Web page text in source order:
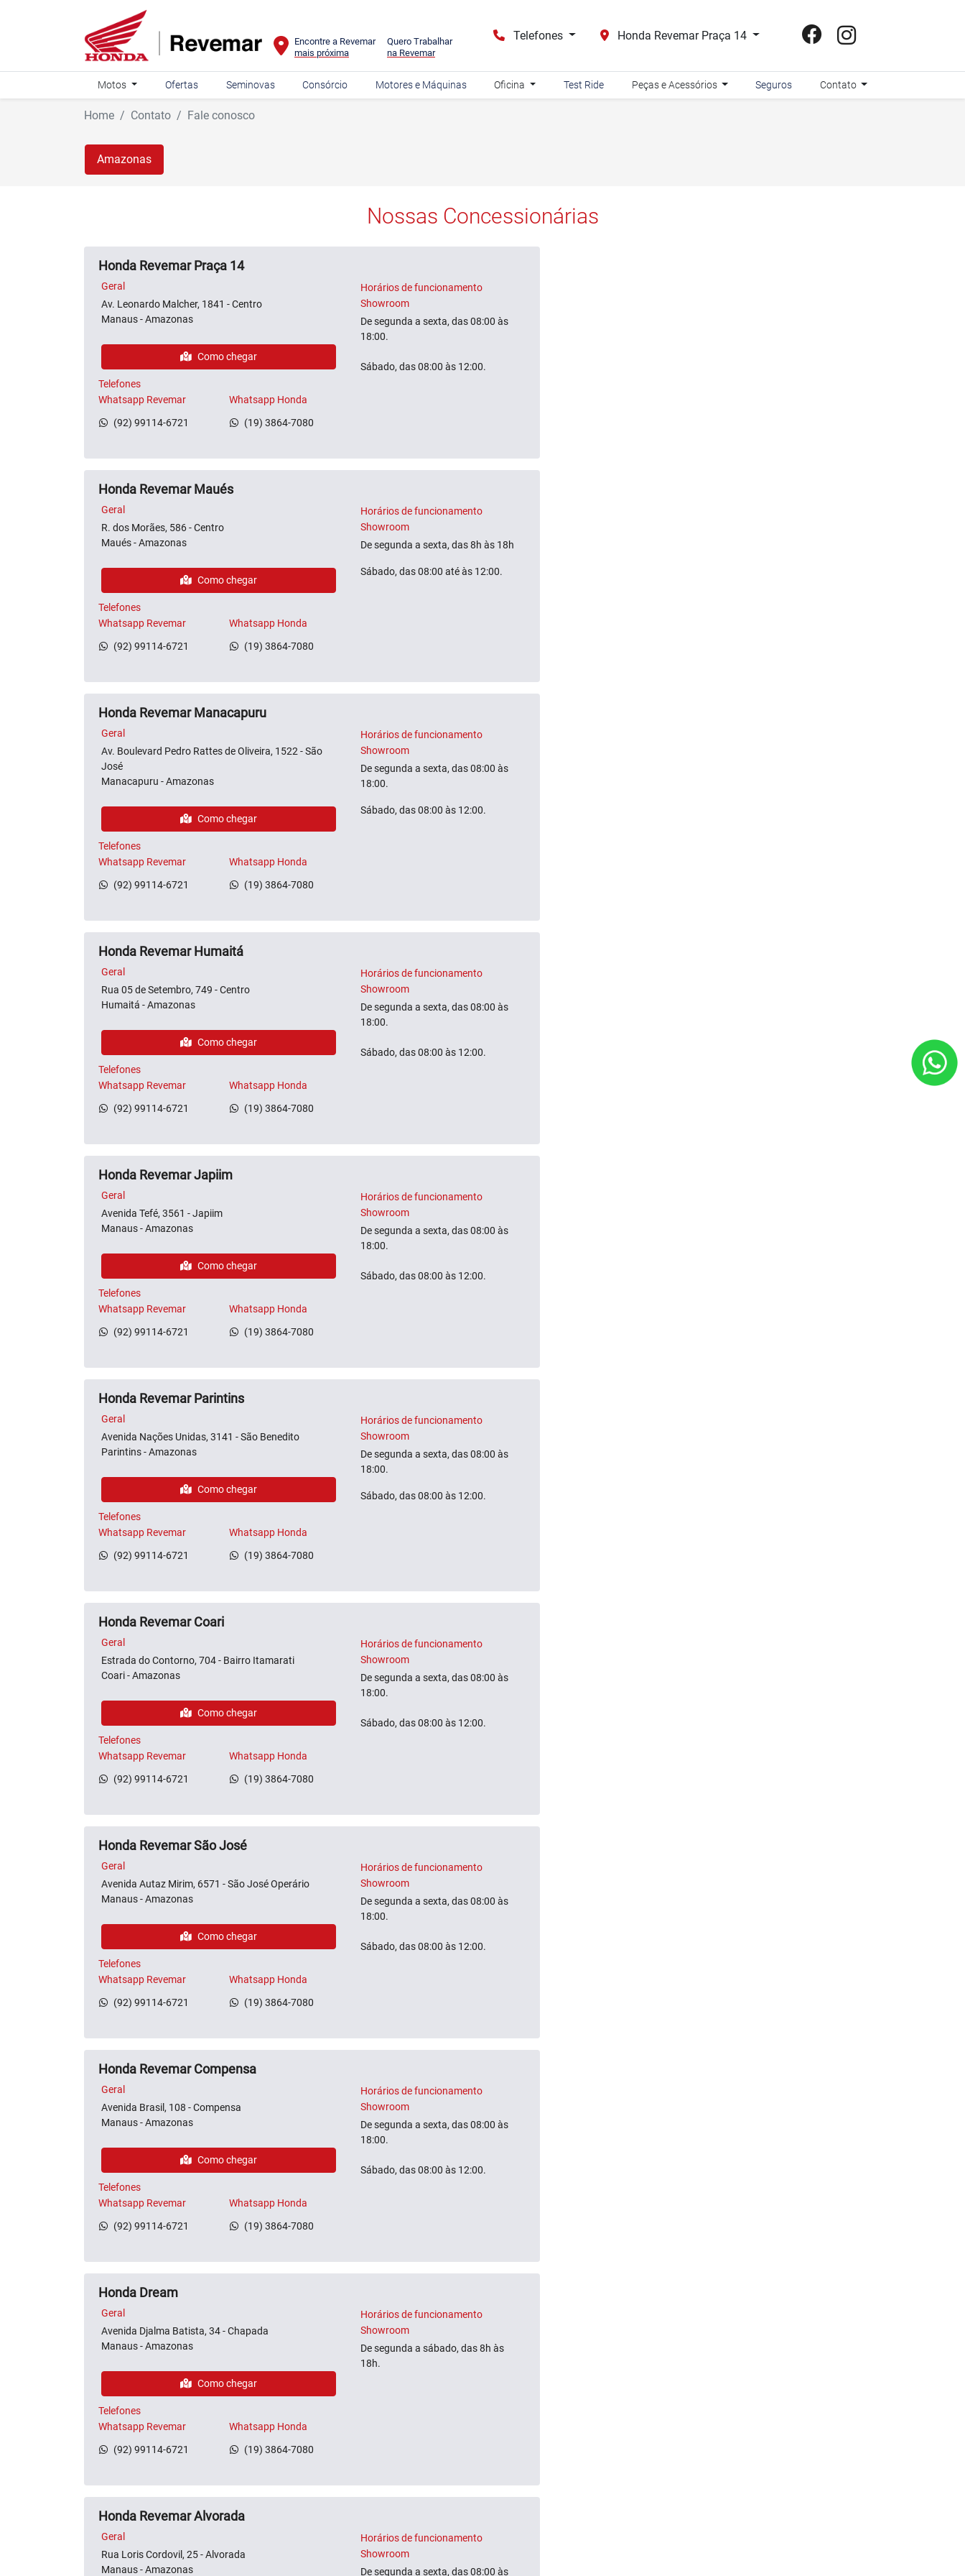
Encontre a Revemar
mais próxima
Quero Trabalhar
na Revemar
Telefones Honda Revemar Praça 14
Motos Ofertas Seminovas Consórcio Motores e Máquinas Oficina Test Ride Peças e Acessórios Seguros Contato
Home Contato Fale conosco
Amazonas
Nossas Concessionárias
Honda Revemar Praça 14
Geral
Av. Leonardo Malcher, 1841 - Centro
Manaus - Amazonas
Como chegar
Telefones
Whatsapp Revemar
(92) 99114-6721
Whatsapp Honda
(19) 3864-7080
Horários de funcionamento
Showroom
De segunda a sexta, das 08:00 às
18:00.
Sábado, das 08:00 às 12:00.
Honda Revemar Maués
Geral
R. dos Morães, 586 - Centro
Maués - Amazonas
Como chegar
Telefones
Whatsapp Revemar
(92) 99114-6721
Whatsapp Honda
(19) 3864-7080
Horários de funcionamento
Showroom
De segunda a sexta, das 8h às 18h
Sábado, das 08:00 até às 12:00.
Honda Revemar Manacapuru
Geral
Av. Boulevard Pedro Rattes de Oliveira, 1522 - São
José
Manacapuru - Amazonas
Como chegar
Telefones
Whatsapp Revemar
(92) 99114-6721
Whatsapp Honda
(19) 3864-7080
Horários de funcionamento
Showroom
De segunda a sexta, das 08:00 às
18:00.
Sábado, das 08:00 às 12:00.
Honda Revemar Humaitá
Geral
Rua 05 de Setembro, 749 - Centro
Humaitá - Amazonas
Como chegar
Telefones
Whatsapp Revemar
(92) 99114-6721
Whatsapp Honda
(19) 3864-7080
Horários de funcionamento
Showroom
De segunda a sexta, das 08:00 às
18:00.
Sábado, das 08:00 às 12:00.
Honda Revemar Japiim
Geral
Avenida Tefé, 3561 - Japiim
Manaus - Amazonas
Como chegar
Telefones
Whatsapp Revemar
(92) 99114-6721
Whatsapp Honda
(19) 3864-7080
Horários de funcionamento
Showroom
De segunda a sexta, das 08:00 às
18:00.
Sábado, das 08:00 às 12:00.
Honda Revemar Parintins
Geral
Avenida Nações Unidas, 3141 - São Benedito
Parintins - Amazonas
Como chegar
Telefones
Whatsapp Revemar
(92) 99114-6721
Whatsapp Honda
(19) 3864-7080
Horários de funcionamento
Showroom
De segunda a sexta, das 08:00 às
18:00.
Sábado, das 08:00 às 12:00.
Honda Revemar Coari
Geral
Estrada do Contorno, 704 - Bairro Itamarati
Coari - Amazonas
Como chegar
Telefones
Whatsapp Revemar
(92) 99114-6721
Whatsapp Honda
(19) 3864-7080
Horários de funcionamento
Showroom
De segunda a sexta, das 08:00 às
18:00.
Sábado, das 08:00 às 12:00.
Honda Revemar São José
Geral
Avenida Autaz Mirim, 6571 - São José Operário
Manaus - Amazonas
Como chegar
Telefones
Whatsapp Revemar
(92) 99114-6721
Whatsapp Honda
(19) 3864-7080
Horários de funcionamento
Showroom
De segunda a sexta, das 08:00 às
18:00.
Sábado, das 08:00 às 12:00.
Honda Revemar Compensa
Geral
Avenida Brasil, 108 - Compensa
Manaus - Amazonas
Como chegar
Telefones
Whatsapp Revemar
(92) 99114-6721
Whatsapp Honda
(19) 3864-7080
Horários de funcionamento
Showroom
De segunda a sexta, das 08:00 às
18:00.
Sábado, das 08:00 às 12:00.
Honda Dream
Geral
Avenida Djalma Batista, 34 - Chapada
Manaus - Amazonas
Como chegar
Telefones
Whatsapp Revemar
(92) 99114-6721
Whatsapp Honda
(19) 3864-7080
Horários de funcionamento
Showroom
De segunda a sábado, das 8h às
18h.
Honda Revemar Alvorada
Geral
Rua Loris Cordovil, 25 - Alvorada
Manaus - Amazonas
Horários de funcionamento
Showroom
De segunda a sexta, das 08:00 às